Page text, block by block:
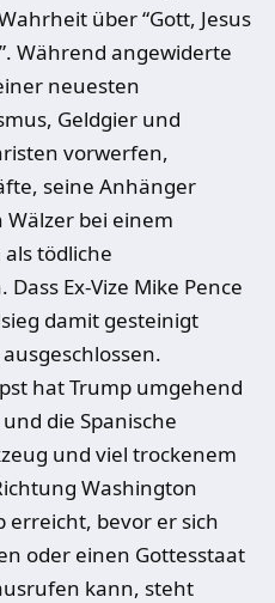
über “Gott, Jesus
Während angewiderte
neuesten
Geldgier und
vorwerfen,
seine Anhänger
bei einem
tödliche
Ex-Vize Mike Pence
damit gesteinigt
hat Trump umgehend
die Spanische
und viel trockenem
Washington
erreicht, bevor er sich
oder einen Gottesstaat
kann, steht